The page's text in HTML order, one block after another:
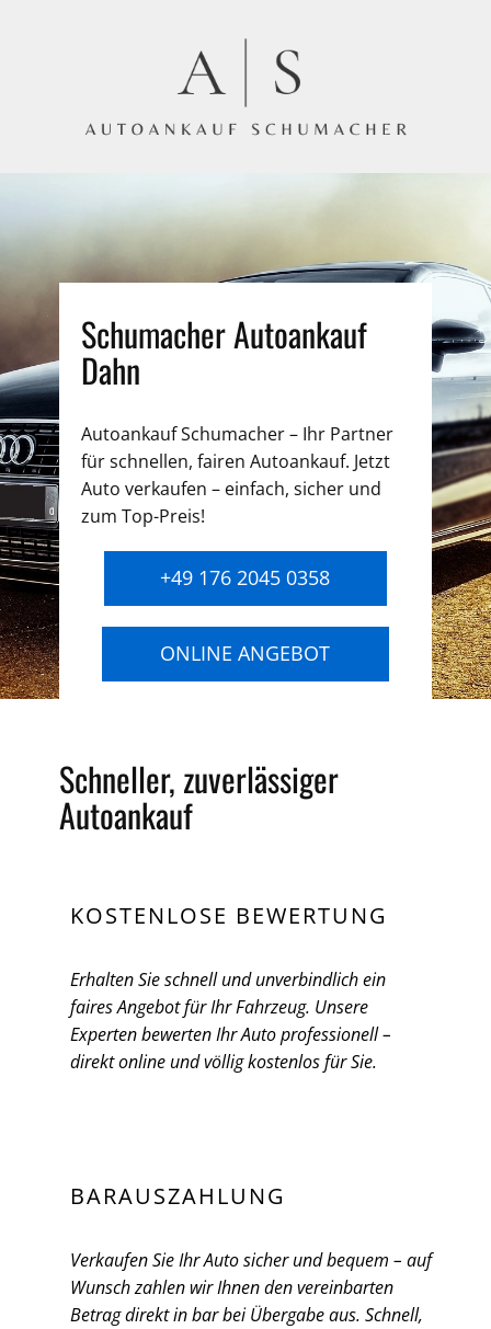
Schumacher Autoankauf
Dahn
Autoankauf Schumacher – Ihr Partner
für schnellen, fairen Autoankauf. Jetzt
Auto verkaufen – einfach, sicher und
zum Top-Preis!
+49 176 2045 0358
ONLINE ANGEBOT
Schneller, zuverlässiger
Autoankauf
KOSTENLOSE BEWERTUNG
Erhalten Sie schnell und unverbindlich ein
faires Angebot für Ihr Fahrzeug. Unsere
Experten bewerten Ihr Auto professionell –
direkt online und völlig kostenlos für Sie.
BARAUSZAHLUNG
Verkaufen Sie Ihr Auto sicher und bequem – auf
Wunsch zahlen wir Ihnen den vereinbarten
Betrag direkt in bar bei Übergabe aus. Schnell,